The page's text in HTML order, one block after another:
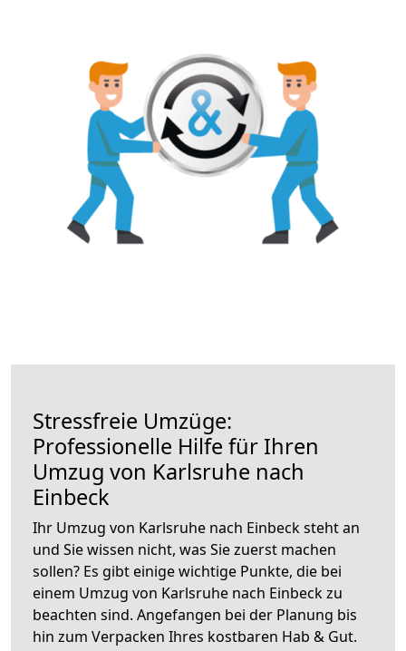
Stressfreie Umzüge:
Professionelle Hilfe für Ihren
Umzug von Karlsruhe nach
Einbeck
Ihr Umzug von Karlsruhe nach Einbeck steht an
und Sie wissen nicht, was Sie zuerst machen
sollen? Es gibt einige wichtige Punkte, die bei
einem Umzug von Karlsruhe nach Einbeck zu
beachten sind. Angefangen bei der Planung bis
hin zum Verpacken Ihres kostbaren Hab & Gut.